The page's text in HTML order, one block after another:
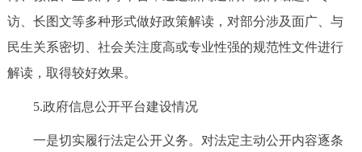
访、长图文等多种形式做好政策解读，对部分涉及面广、与
民生关系密切、社会关注度高或专业性强的规范性文件进行
解读，取得较好效果。
5.政府信息公开平台建设情况
一是切实履行法定公开义务。对法定主动公开内容逐条